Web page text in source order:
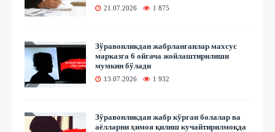
21.07.2026 1 875
Зўравонликдан жабрланганлар махсус
марказга 6 ойгача жойлаштирилиши
мумкин бўлади
13.07.2026 1 932
Зўравонликдан жабр кўрган болалар ва
аёлларни ҳимоя қилиш кучайтирилмоқда